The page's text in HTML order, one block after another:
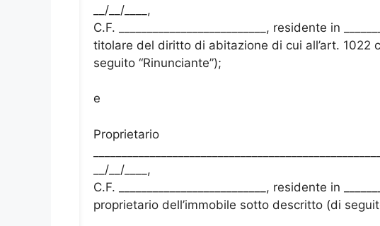
__/__/____,
C.F. __________________________, residente in
titolare del diritto di abitazione di cui all’art. 1022
seguito “Rinunciante”);
e
Proprietario
__/__/____,
C.F. __________________________, residente in
proprietario dell’immobile sotto descritto (di